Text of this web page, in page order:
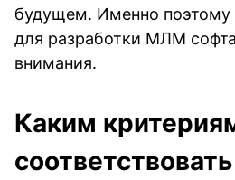
будущем. Именно поэтому
для разработки МЛМ
внимания.
Каким